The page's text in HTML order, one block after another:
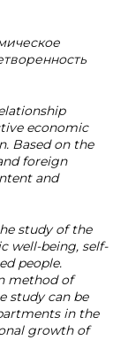
economic
Based on the
foreign
and
study of the
well-being, self-
people.
method of
study can be
in the
growth of